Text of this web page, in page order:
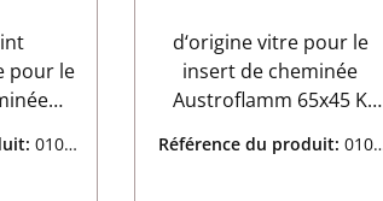
pour le
K
0104
d‘origine vitre pour le
insert de cheminée
Austroflamm 65x45 K
vitre données clés:
Référence du produit: 0104